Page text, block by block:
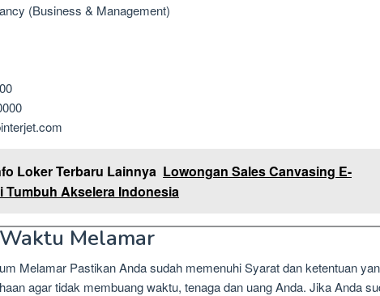
(Business & Management)
Loker Terbaru Lainnya Lowongan Sales Canvasing E-
Tumbuh Akselera Indonesia
Melamar
Melamar Pastikan Anda sudah memenuhi Syarat dan ketentuan
agar tidak membuang waktu, tenaga dan uang Anda. Jika Anda